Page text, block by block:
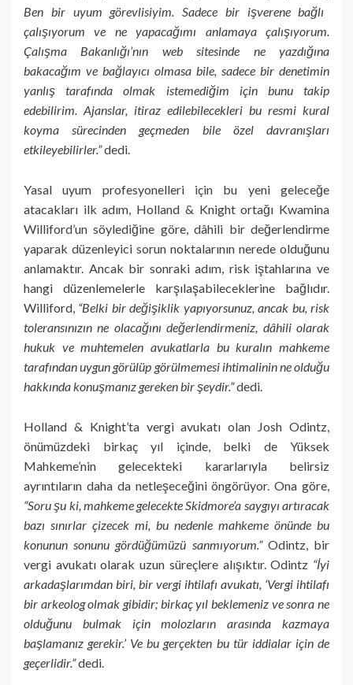
Ben bir uyum görevlisiyim. Sadece bir işverene bağlı
çalışıyorum ve ne yapacağımı anlamaya çalışıyorum.
Çalışma Bakanlığı’nın web sitesinde ne yazdığına
bakacağım ve bağlayıcı olmasa bile, sadece bir denetimin
yanlış tarafında olmak istemediğim için bunu takip
edebilirim. Ajanslar, itiraz edilebilecekleri bu resmi kural
koyma sürecinden geçmeden bile özel davranışları
etkileyebilirler.”dedi.
Yasal uyum profesyonelleri için bu yeni geleceğe
atacakları ilk adım, Holland & Knight ortağı Kwamina
Williford’un söylediğine göre, dâhili bir değerlendirme
yaparak düzenleyici sorun noktalarının nerede olduğunu
anlamaktır. Ancak bir sonraki adım, risk iştahlarına ve
hangi düzenlemelerle karşılaşabileceklerine bağlıdır.
Williford, “Belki bir değişiklik yapıyorsunuz, ancak bu, risk
toleransınızın ne olacağını değerlendirmeniz, dâhili olarak
hukuk ve muhtemelen avukatlarla bu kuralın mahkeme
tarafından uygun görülüp görülmemesi ihtimalinin ne olduğu
hakkında konuşmanız gereken bir şeydir.”dedi.
Holland & Knight’ta vergi avukatı olan Josh Odintz,
önümüzdeki birkaç yıl içinde, belki de Yüksek
Mahkeme’nin gelecekteki kararlarıyla belirsiz
ayrıntıların daha da netleşeceğini öngörüyor. Ona göre,
“Soru şu ki, mahkeme gelecekte Skidmore’a saygıyı artıracak
bazı sınırlar çizecek mi, bu nedenle mahkeme önünde bu
konunun sonunu gördüğümüzü sanmıyorum.”Odintz, bir
vergi avukatı olarak uzun süreçlere alışıktır. Odintz “İyi
arkadaşlarımdan biri, bir vergi ihtilafı avukatı, ‘Vergi ihtilafı
bir arkeolog olmak gibidir; birkaç yıl beklemeniz ve sonra ne
olduğunu bulmak için molozların arasında kazmaya
başlamanız gerekir.’ Ve bu gerçekten bu tür iddialar için de
geçerlidir.”dedi.